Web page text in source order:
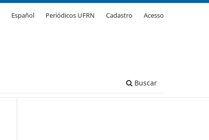
Buscar
Español Periódicos UFRN Cadastro Acesso